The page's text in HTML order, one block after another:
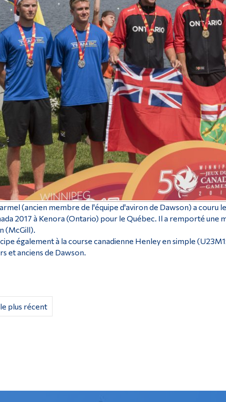
(ancien membre de l'équipe d'aviron de Dawson) a couru
2017 à Kenora (Ontario) pour le Québec. Il a remporté une
(McGill).
également à la course canadienne Henley en simple
et anciens de Dawson.
plus récent